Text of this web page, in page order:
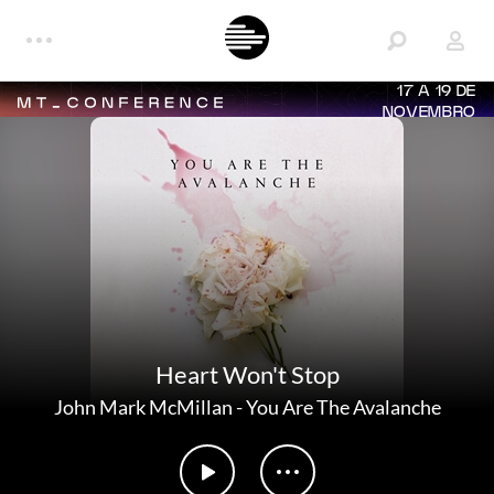
17 A 19 DE
NOVEMBRO
Heart Won't Stop
John Mark McMillan-You Are The Avalanche